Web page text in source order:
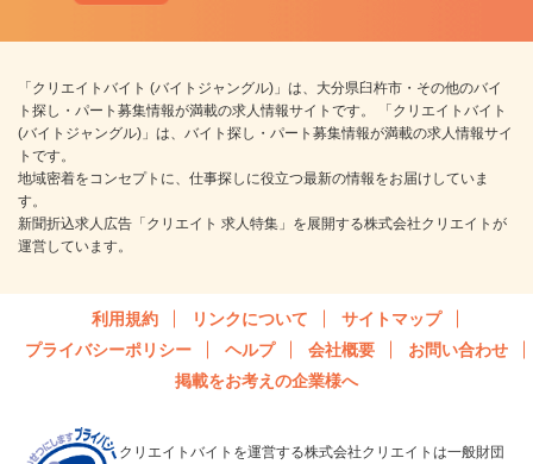
「クリエイトバイト (バイトジャングル)」は、大分県臼杵市・その他のバイ
ト探し・パート募集情報が満載の求人情報サイトです。 「クリエイトバイト
(バイトジャングル)」は、バイト探し・パート募集情報が満載の求人情報サイ
トです。
地域密着をコンセプトに、仕事探しに役立つ最新の情報をお届けしていま
す。
新聞折込求人広告「クリエイト 求人特集」を展開する株式会社クリエイトが
運営しています。
利用規約 リンクについて
サイトマップ
プライバシーポリシー
ヘルプ 会社概要
お問い合わせ
掲載をお考えの企業様へ
クリエイトバイトを運営する株式会社クリエイトは一般財団